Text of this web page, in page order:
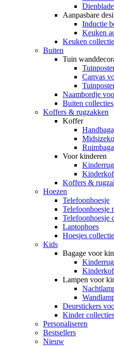
Aanpasbare
Inductie
Keuken
Keuken
Buiten
Tuin
Canvas
Naambordje
Buiten collecties
Koffers & rugzakken
Koffer
Voor kinderen
Koffers &
Hoezen
Telefoonhoesje
Telefoonhoesje
Telefoonhoesje
Laptophoes
Hoesjes
Kids
Bagage voor
Lampen voor
Deurstickers
Kinder collecties
Personaliseren
Bestsellers
Nieuw